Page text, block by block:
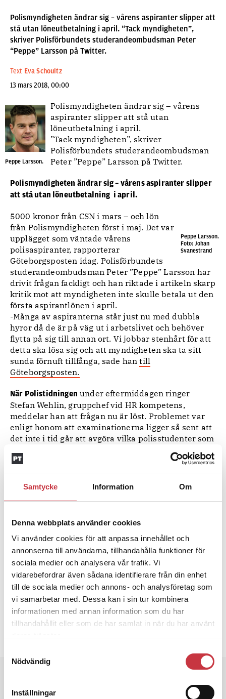
Samtycke Information Om
Denna webbplats använder cookies
Vi använder cookies för att anpassa innehållet och
annonserna till användarna, tillhandahålla funktioner för
sociala medier och analysera vår trafik. Vi
vidarebefordrar även sådana identifierare från din enhet
till de sociala medier och annons- och analysföretag som
vi samarbetar med. Dessa kan i sin tur kombinera
informationen med annan information som du har
tillhandahållit eller som de har samlat in när du har använt
Nödvändig
Inställningar
Polismyndigheten ändrar sig – vårens aspiranter slipper att
stå utan löneutbetalning i april. “Tack myndigheten”,
skriver Polisförbundets studerandeombudsman Peter
“Peppe” Larsson på Twitter.
Text Eva Schoultz
13 mars 2018, 00:00
Peppe Larsson.
Polismyndigheten ändrar sig – vårens
aspiranter slipper att stå utan
löneutbetalning i april.
”Tack myndigheten”, skriver
Polisförbundets studerandeombudsman
Peter ”Peppe” Larsson på Twitter.
Polismyndigheten ändrar sig – vårens aspiranter slipper
att stå utan löneutbetalning i april.
Peppe Larsson.
Foto: Johan
Svanestrand
5000 kronor från CSN i mars – och lön
från Polismyndigheten först i maj. Det var
upplägget som väntade vårens
polisaspiranter, rapporterar
Göteborgsposten idag. Polisförbundets
studerandeombudsman Peter ”Peppe” Larsson har
drivit frågan fackligt och han riktade i artikeln skarp
kritik mot att myndigheten inte skulle betala ut den
första aspirantlönen i april.
-Många av aspiranterna står just nu med dubbla
hyror då de är på väg ut i arbetslivet och behöver
flytta på sig till annan ort. Vi jobbar stenhårt för att
detta ska lösa sig och att myndigheten ska ta sitt
sunda förnuft tillfånga, sade hantill
Göteborgsposten.
När Polistidningen under eftermiddagen ringer
Stefan Wehlin, gruppchef vid HR kompetens,
meddelar han att frågan nu är löst. Problemet var
enligt honom att examinationerna ligger så sent att
det inte i tid går att avgöra vilka polisstudenter som
anställas som aspiranter. Ett mejl vid lunchtid ska
ha meddelat att man nu ändrat upplägget, så att de
som blir aspiranter ändå får lön i april, berättar han.
”Aspiranterna får lön.Vi gör skillnad. Tack
skriver Peter ”Peppe” Larsson på Twitter.
Ämnen i artikeln
ASPIRANTER LÖN PETER LARSSON STUDENTER
Text
Eva Schoultz
13 mars 2018
Dela artikel: Facebook X E-post